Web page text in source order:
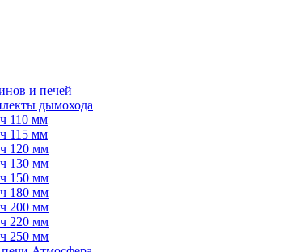
и печей
дымохода
110 мм
115 мм
120 мм
130 мм
150 мм
180 мм
200 мм
220 мм
250 мм